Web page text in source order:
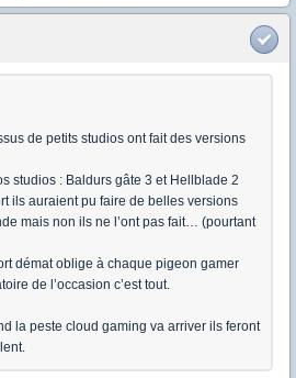
de petits studios ont fait des versions
studios : Baldurs gâte 3 et Hellblade 2
ils auraient pu faire de belles versions
mais non ils ne l’ont pas fait… (pourtant
démat oblige à chaque pigeon gamer
de l’occasion c’est tout.
la peste cloud gaming va arriver ils feront